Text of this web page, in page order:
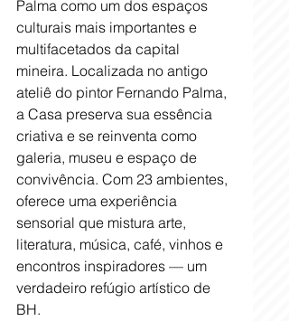
Palma como um dos espaços
culturais mais importantes e
multifacetados da capital
mineira. Localizada no antigo
ateliê do pintor Fernando Palma,
a Casa preserva sua essência
criativa e se reinventa como
galeria, museu e espaço de
convivência. Com 23 ambientes,
oferece uma experiência
sensorial que mistura arte,
literatura, música, café, vinhos e
encontros inspiradores — um
verdadeiro refúgio artístico de
BH.